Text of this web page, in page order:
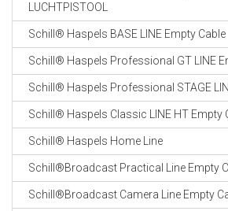
LUCHTPISTOOL
Schill® Haspels BASE LINE Empty Cable
Schill® Haspels Professional GT LINE
Schill® Haspels Professional STAGE
Schill® Haspels Classic LINE HT Empty
Schill® Haspels Home Line
Schill®Broadcast Practical Line Empty
Schill®Broadcast Camera Line Empty